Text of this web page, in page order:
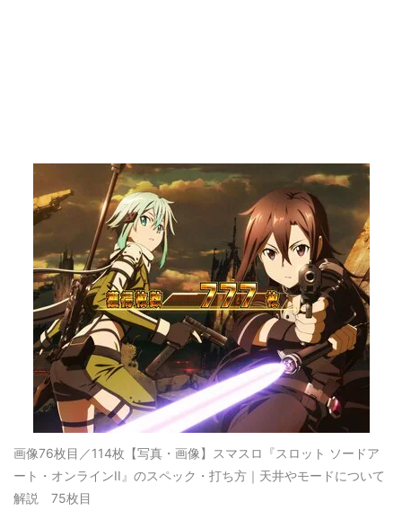
画像76枚目／114枚 【写真・画像】スマスロ『スロット ソードア
ート・オンラインII』のスペック・打ち方｜天井やモードについて
解説 75枚目